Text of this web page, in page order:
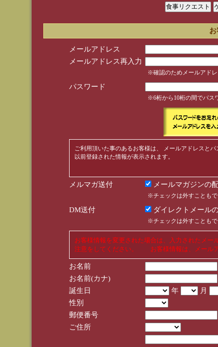
メールアドレス
メールアドレス再入力
※確認のためメールアド
パスワード
※6桁から10桁の間でパス
ご利用頂いた事のあるお客様は、 メールアドレスと
以前登録された情報が表示されます。
メルマガ送付 メールマガジンの
※チェックは外すことも
DM送付 ダイレクトメール
※チェックは外すことも
お客様情報を変更された場合は、入力されたメ
注意をしてください。 お客様情報は、メール
お名前
お名前(カナ)
誕生日
年
月
性別
郵便番号
ご住所